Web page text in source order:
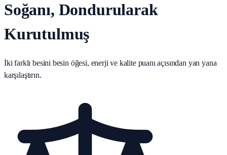
Soğanı, Dondurularak
Kurutulmuş
İki farklı besini besin öğesi, enerji ve kalite puanı açısından yan yana
karşılaştırın.